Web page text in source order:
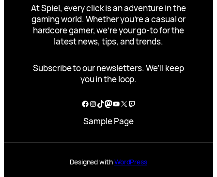
At Spiel, every click is an adventure in the
gaming world. Whether you’re a casual or
hardcore gamer, we’re your go-to for the
latest news, tips, and trends.
Subscribe to our newsletters. We’ll keep
you in the loop.
Facebook
Instagram
TikTok
Mastodon
YouTube
X Twitch
Sample Page
Designed withWordPress